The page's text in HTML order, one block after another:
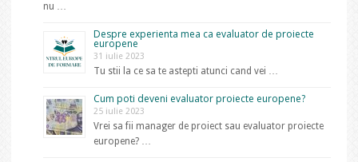
nu …
Despre experienta mea ca evaluator de proiecte
europene
31 iulie 2023
Tu stii la ce sa te astepti atunci cand vei …
Cum poti deveni evaluator proiecte europene?
25 iulie 2023
Vrei sa fii manager de proiect sau evaluator proiecte
europene? …